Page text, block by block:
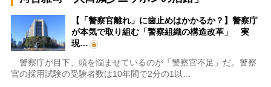
【「警察官離れ」に歯止めはかかるか？】警察庁
が本気で取り組む「警察組織の構造改革」 実
現…
警察庁が目下、頭を悩ませているのが「警察官不足」だ。警察
官の採用試験の受験者数は10年間で2分の1以…